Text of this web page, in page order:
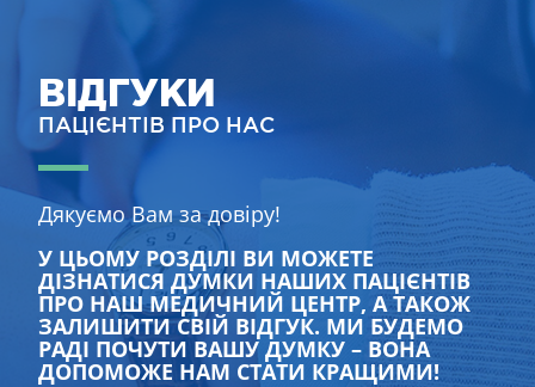
ВІДГУКИ
ПАЦІЄНТІВ ПРО НАС
Дякуємо Вам за довіру!
У ЦЬОМУ РОЗДІЛІ ВИ МОЖЕТЕ
ДІЗНАТИСЯ ДУМКИ НАШИХ ПАЦІЄНТІВ
ПРО НАШ МЕДИЧНИЙ ЦЕНТР, А ТАКОЖ
ЗАЛИШИТИ СВІЙ ВІДГУК. МИ БУДЕМО
РАДІ ПОЧУТИ ВАШУ ДУМКУ – ВОНА
ДОПОМОЖЕ НАМ СТАТИ КРАЩИМИ!